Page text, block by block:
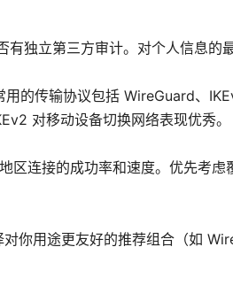
有独立第三方审计。对个人信息的
的传输协议包括 WireGuard、
对移动设备切换网络表现优秀。
区连接的成功率和速度。优先考虑
你用途更友好的推荐组合（如